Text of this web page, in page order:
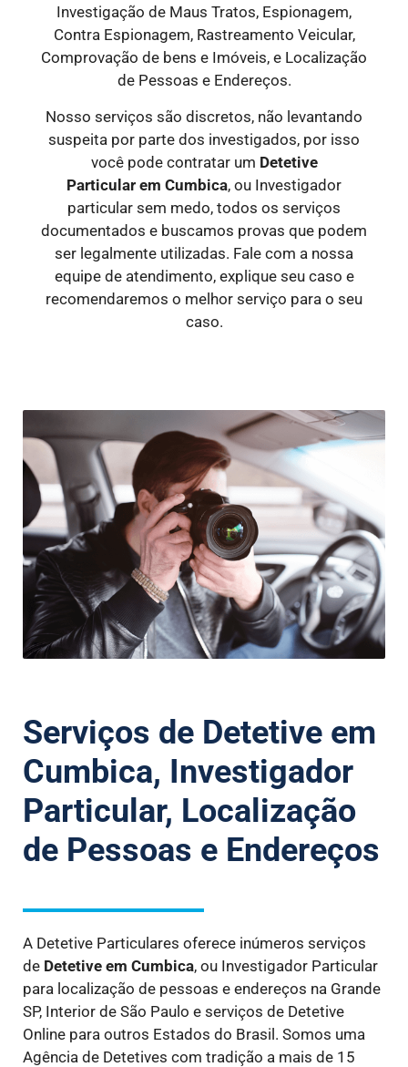
Investigação de Maus Tratos, Espionagem,
Contra Espionagem, Rastreamento Veicular,
Comprovação de bens e Imóveis, e Localização
de Pessoas e Endereços.
Nosso serviços são discretos, não levantando
suspeita por parte dos investigados, por isso
você pode contratar um Detetive
Particular em Cumbica, ou Investigador
particular sem medo, todos os serviços
documentados e buscamos provas que podem
ser legalmente utilizadas. Fale com a nossa
equipe de atendimento, explique seu caso e
recomendaremos o melhor serviço para o seu
caso.
Serviços de Detetive em
Cumbica, Investigador
Particular, Localização
de Pessoas e Endereços
A Detetive Particulares oferece inúmeros serviços
de Detetive em Cumbica, ou Investigador Particular
para localização de pessoas e endereços na Grande
SP, Interior de São Paulo e serviços de Detetive
Online para outros Estados do Brasil. Somos uma
Agência de Detetives com tradição a mais de 15